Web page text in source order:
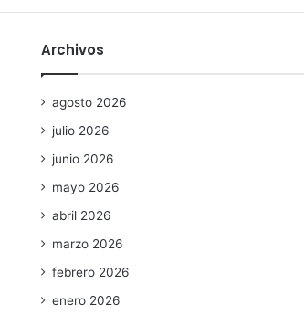
Archivos
agosto 2026
julio 2026
junio 2026
mayo 2026
abril 2026
marzo 2026
febrero 2026
enero 2026